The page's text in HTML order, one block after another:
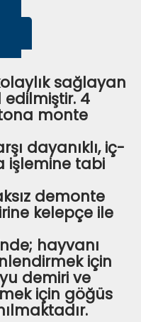
sağlayan
4
monte
dayanıklı, iç-
işlemine tabi
demonte
kelepçe ile
hayvanı
için
demiri ve
için göğüs